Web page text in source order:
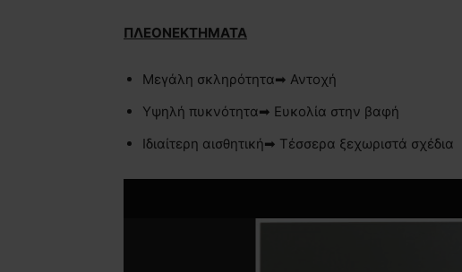
ΠΛΕΟΝΕΚΤΗΜΑΤΑ
Μεγάλη σκληρότητα➡ Αντοχή
Υψηλή πυκνότητα➡ Ευκολία στην βαφή
Ιδιαίτερη αισθητική➡ Τέσσερα ξεχωριστά σχέδια